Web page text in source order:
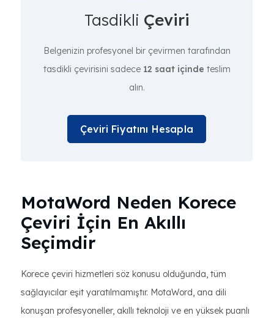
Tasdikli Çeviri
Belgenizin profesyonel bir çevirmen tarafından
tasdikli çevirisini sadece 12 saat içinde teslim
alın.
Çeviri Fiyatını Hesapla
MotaWord Neden Korece
Çeviri İçin En Akıllı
Seçimdir
Korece çeviri hizmetleri söz konusu olduğunda, tüm
sağlayıcılar eşit yaratılmamıştır. MotaWord, ana dili
konuşan profesyoneller, akıllı teknoloji ve en yüksek puanlı